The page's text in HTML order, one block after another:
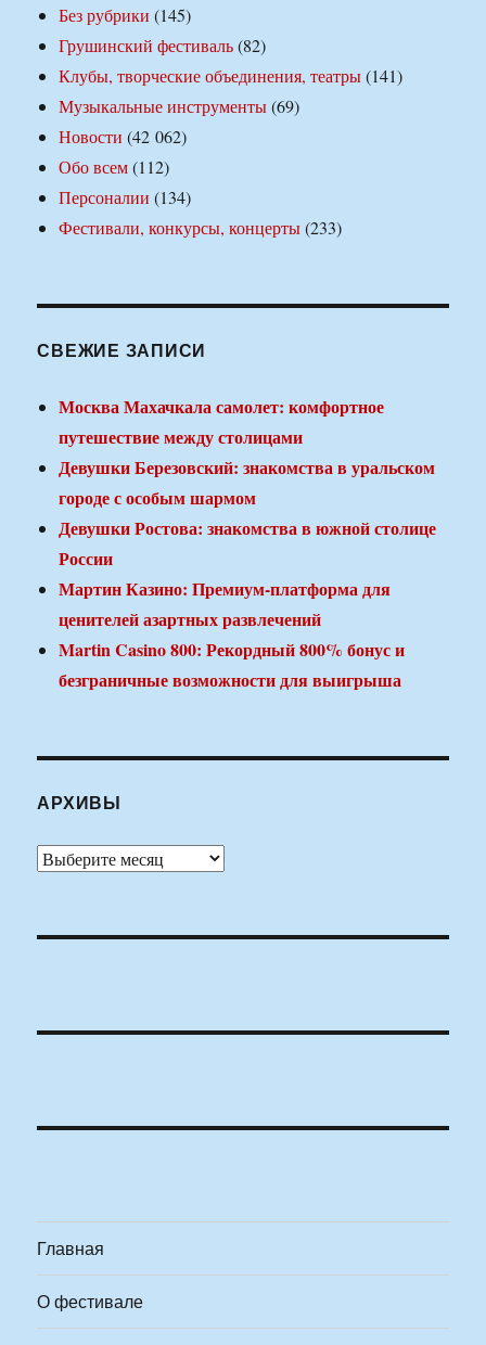
Без рубрики (145)
Грушинский фестиваль(82)
Клубы, творческие объединения, театры(141)
Музыкальные инструменты(69)
Новости (42 062)
Обо всем(112)
Персоналии (134)
Фестивали, конкурсы, концерты(233)
СВЕЖИЕ ЗАПИСИ
Москва Махачкала самолет: комфортное
путешествие между столицами
Девушки Березовский: знакомства в уральском
городе с особым шармом
Девушки Ростова: знакомства в южной столице
России
Мартин Казино: Премиум-платформа для
ценителей азартных развлечений
Martin Casino 800: Рекордный 800% бонус и
безграничные возможности для выигрыша
АРХИВЫ
Архивы
Главная
О фестивале